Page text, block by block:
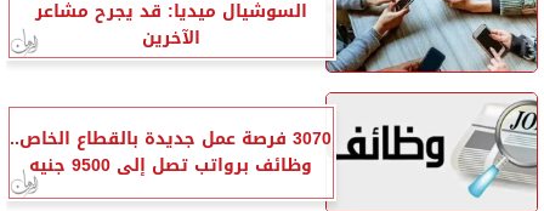
السوشيال ميديا: قد يجرح مشاعر
الآخرين
3070 فرصة عمل جديدة بالقطاع الخاص..
وظائف برواتب تصل إلى 9500 جنيه